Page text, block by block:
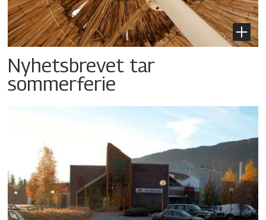
Nyhetsbrevet tar
sommerferie